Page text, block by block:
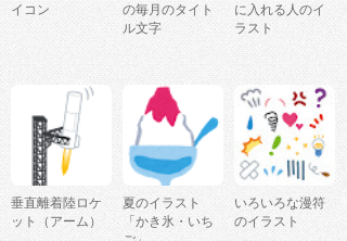
イコン
の毎月のタイト
ル文字
に入れる人のイ
ラスト
垂直離着陸ロケ
ット（アーム）
夏のイラスト
「かき氷・いち
いろいろな漫符
のイラスト